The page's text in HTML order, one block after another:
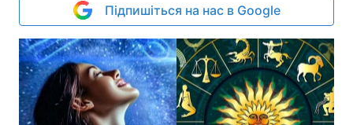
Підпишіться на нас в Google